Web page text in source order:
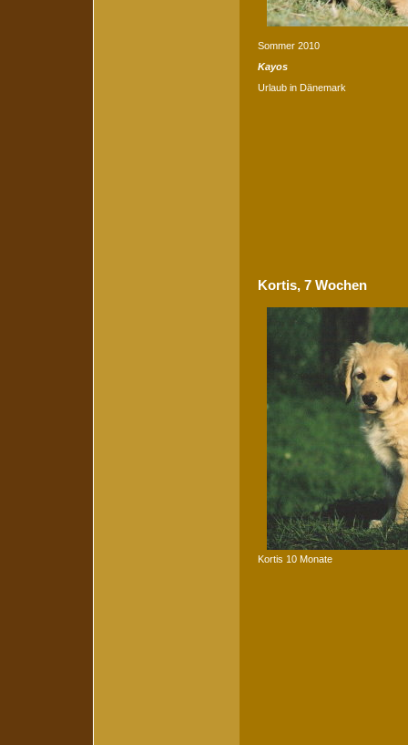
Sommer 2010
Kayos
Urlaub in Dänemark
Kortis, 7 Wochen
Kortis 10 Monate